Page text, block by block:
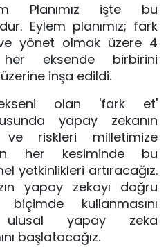
Planımız işte bu
Eylem planımız; fark
yönet olmak üzere 4
eksende birbirini
inşa edildi.
ekseni olan 'fark et'
yapay zekanın
riskleri milletimize
her kesiminde bu
yetkinlikleri artıracağız.
yapay zekayı doğru
biçimde kullanmasını
yapay zeka
başlatacağız.